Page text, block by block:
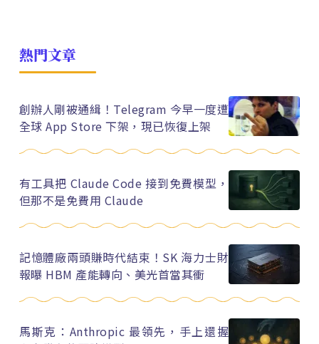
熱門文章
創辦人剛被通緝！Telegram 今早一度遭
全球 App Store 下架，現已恢復上架
有工具把 Claude Code 接到免費模型，
但那不是免費用 Claude
記憶體廠兩頭賺時代結束！SK 海力士財
報曝 HBM 產能轉向、美光首當其衝
馬斯克：Anthropic 最領先，手上還握